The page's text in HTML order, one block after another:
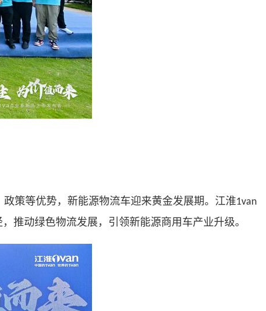
策等优势，新能源物流车迎来黄金发展期。江淮1van
推动绿色物流发展，引领新能源商用车产业升级。